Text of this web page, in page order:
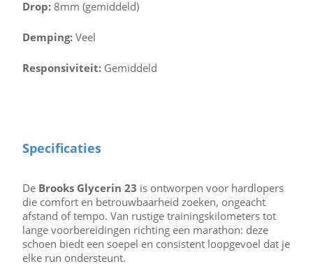
Drop: 8mm (gemiddeld)
Demping: Veel
Responsiviteit: Gemiddeld
Specificaties
De Brooks Glycerin 23 is ontworpen voor hardlopers
die comfort en betrouwbaarheid zoeken, ongeacht
afstand of tempo. Van rustige trainingskilometers tot
lange voorbereidingen richting een marathon: deze
schoen biedt een soepel en consistent loopgevoel dat je
elke run ondersteunt.